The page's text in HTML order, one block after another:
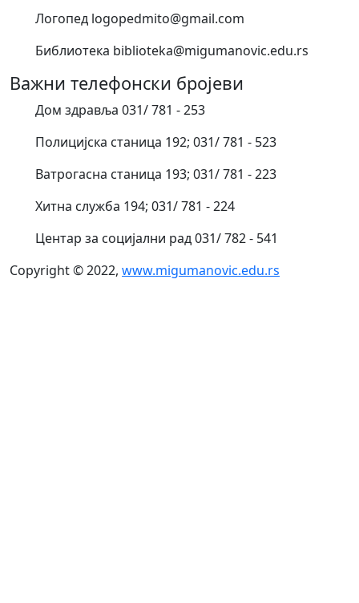
Логопед logopedmito@gmail.com
Библиотека biblioteka@migumanovic.edu.rs
Важни телефонски бројеви
Дом здравља 031/ 781 - 253
Полицијска станица 192; 031/ 781 - 523
Ватрогасна станица 193; 031/ 781 - 223
Хитна служба 194; 031/ 781 - 224
Центар за социјални рад 031/ 782 - 541
Copyright © 2022, www.migumanovic.edu.rs